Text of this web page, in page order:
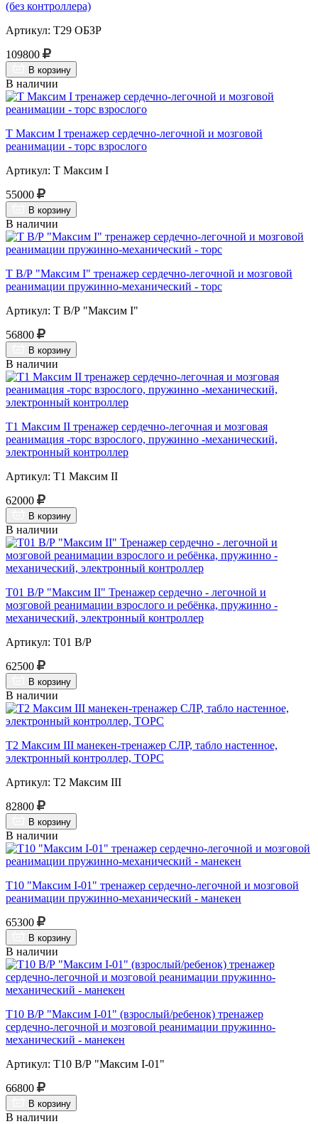
(без контроллера)
Артикул: Т29 ОБЗР
109800
В корзину
В наличии
Т Максим I тренажер сердечно-легочной и мозговой
реанимации - торс взрослого
Артикул: Т Максим I
55000
В корзину
В наличии
Т В/Р "Максим I" тренажер сердечно-легочной и мозговой
реанимации пружинно-механический - торс
Артикул: Т В/Р "Максим I"
56800
В корзину
В наличии
Т1 Максим II тренажер сердечно-легочная и мозговая
реанимация -торс взрослого, пружинно -механический,
электронный контроллер
Артикул: Т1 Максим II
62000
В корзину
В наличии
Т01 В/Р "Максим II" Тренажер сердечно - легочной и
мозговой реанимации взрослого и ребёнка, пружинно -
механический, электронный контроллер
Артикул: Т01 В/Р
62500
В корзину
В наличии
Т2 Максим III манекен-тренажер СЛР, табло настенное,
электронный контроллер, ТОРС
Артикул: Т2 Максим III
82800
В корзину
В наличии
Т10 "Максим I-01" тренажер сердечно-легочной и мозговой
реанимации пружинно-механический - манекен
65300
В корзину
В наличии
Т10 В/Р "Максим I-01" (взрослый/ребенок) тренажер
сердечно-легочной и мозговой реанимации пружинно-
механический - манекен
Артикул: Т10 В/Р "Максим I-01"
66800
В корзину
В наличии